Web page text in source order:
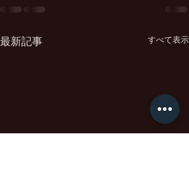
最新記事 すべて表示